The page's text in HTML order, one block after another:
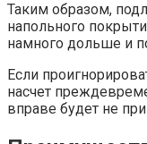
Таким образом,
напольного
намного дольше и
Если
насчет
вправе будет не